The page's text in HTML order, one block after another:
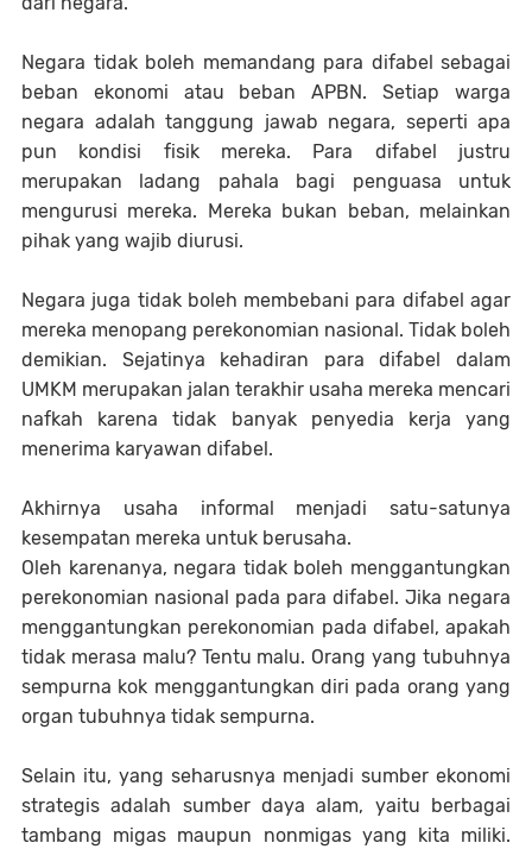
Negara tidak boleh memandang para difabel sebagai
beban ekonomi atau beban APBN. Setiap warga
negara adalah tanggung jawab negara, seperti apa
pun kondisi fisik mereka. Para difabel justru
merupakan ladang pahala bagi penguasa untuk
mengurusi mereka. Mereka bukan beban, melainkan
pihak yang wajib diurusi.
Negara juga tidak boleh membebani para difabel agar
mereka menopang perekonomian nasional. Tidak boleh
demikian. Sejatinya kehadiran para difabel dalam
UMKM merupakan jalan terakhir usaha mereka mencari
nafkah karena tidak banyak penyedia kerja yang
menerima karyawan difabel.
Akhirnya usaha informal menjadi satu-satunya
kesempatan mereka untuk berusaha.
Oleh karenanya, negara tidak boleh menggantungkan
perekonomian nasional pada para difabel. Jika negara
menggantungkan perekonomian pada difabel, apakah
tidak merasa malu? Tentu malu. Orang yang tubuhnya
sempurna kok menggantungkan diri pada orang yang
organ tubuhnya tidak sempurna.
Selain itu, yang seharusnya menjadi sumber ekonomi
strategis adalah sumber daya alam, yaitu berbagai
tambang migas maupun nonmigas yang kita miliki.